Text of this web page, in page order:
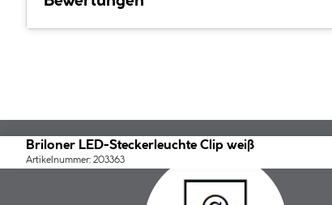
Briloner LED-Steckerleuchte Clip weiß
Artikelnummer: 203363